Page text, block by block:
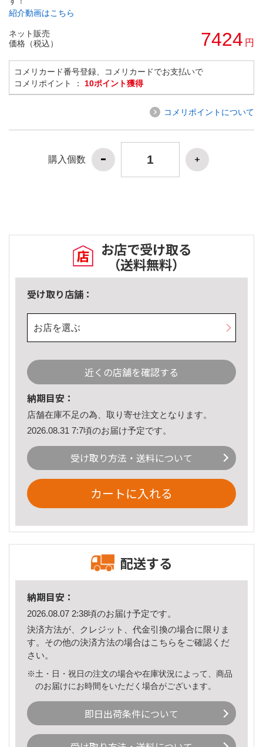
紹介動画はこちら
ネット販売
価格（税込）
7424 円
コメリカード番号登録、コメリカードでお支払いで
コメリポイント ： 10ポイント獲得
コメリポイントについて
購入個数
お店で受け取る
（送料無料）
受け取り店舗：
お店を選ぶ
近くの店舗を確認する
納期目安：
店舗在庫不足の為、取り寄せ注文となります。
2026.08.31 7:7頃のお届け予定です。
受け取り方法・送料について
カートに入れる
配送する
納期目安：
2026.08.07 2:38頃のお届け予定です。
決済方法が、クレジット、代金引換の場合に限りま
す。その他の決済方法の場合はこちら をご確認くだ
さい。
※土・日・祝日の注文の場合や在庫状況によって、商品
のお届けにお時間をいただく場合がございます。
即日出荷条件について